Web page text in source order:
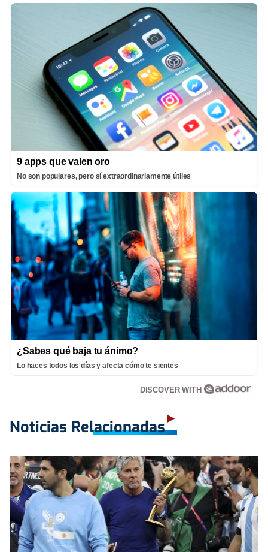
9 apps que valen oro
No son populares, pero sí extraordinariamente útiles
¿Sabes qué baja tu ánimo?
Lo haces todos los días y afecta cómo te sientes
DISCOVER WITH
Noticias Relacionadas